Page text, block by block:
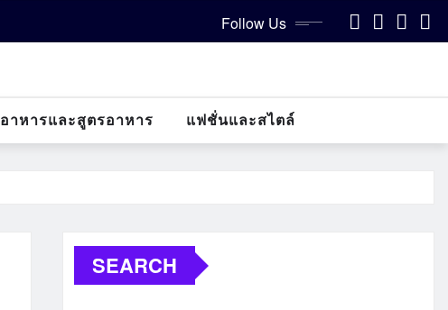
Follow Us
อาหารและสูตรอาหาร แฟชั่นและสไตล์
SEARCH